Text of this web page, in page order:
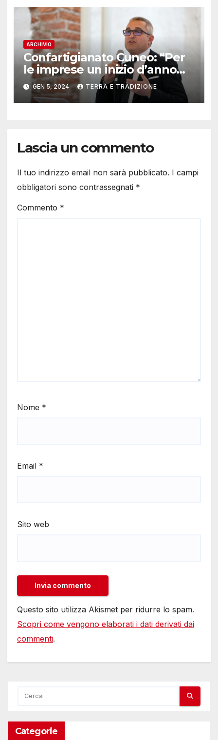
ARCHIVIO
Confartigianato Cuneo: “Per
le imprese un inizio d’anno
già in salita con aumenti dei
pedaggi e obblighi
economici”
GEN 5, 2024 TERRA E TRADIZIONE
Lascia un commento
Il tuo indirizzo email non sarà pubblicato. I campi
obbligatori sono contrassegnati *
Commento *
Nome *
Email *
Sito web
Questo sito utilizza Akismet per ridurre lo spam.
Scopri come vengono elaborati i dati derivati dai
commenti.
Categorie